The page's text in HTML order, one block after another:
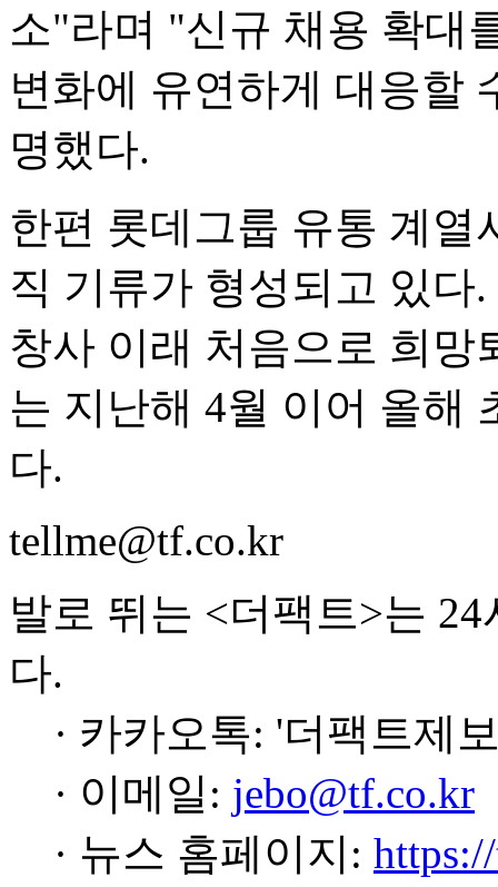
소"라며 "신규 채용 확대
변화에 유연하게 대응할
명했다.
한편 롯데그룹 유통 계
직 기류가 형성되고 있다
창사 이래 처음으로 희망
는 지난해 4월 이어 올해
다.
tellme@tf.co.kr
발로 뛰는 <더팩트>는
다.
· 카카오톡: '더팩트제
· 이메일: jebo@tf.co.kr
· 뉴스 홈페이지: